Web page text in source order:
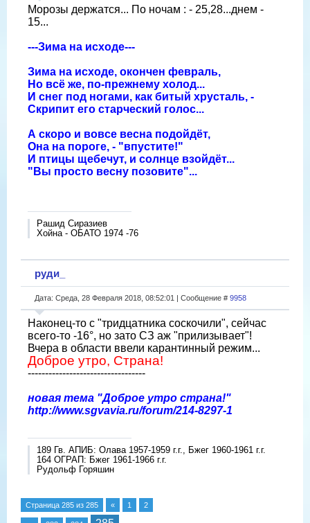
Морозы держатся... По ночам : - 25,28...днем -
15...
---Зима на исходе---
Зима на исходе, окончен февраль,
Но всё же, по-прежнему холод...
И снег под ногами, как битый хрусталь, -
Скрипит его старческий голос...
А скоро и вовсе весна подойдёт,
Она на пороге, - "впустите!"
И птицы щебечут, и солнце взойдёт...
"Вы просто весну позовите"...
Рашид Сиразиев
Хойна - ОБАТО 1974 -76
руди_
Дата: Среда, 28 Февраля 2018, 08:52:01 | Сообщение # 9958
Наконец-то с "тридцатника соскочили", сейчас
всего-то -16°, но зато СЗ аж "прилизывает"!
Вчера в области ввели карантинный режим...
Доброе утро, Страна!
----------------------------------
новая тема "Доброе утро страна!"
http://www.sgvavia.ru/forum/214-8297-1
189 Гв. АПИБ: Олава 1957-1959 г.г., Бжег 1960-1961 г.г.
164 ОГРАП: Бжег 1961-1966 г.г.
Рудольф Горяшин
Страница 285 из 285 « 1 2